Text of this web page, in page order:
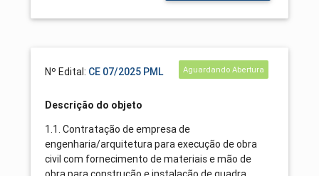
Nº Edital: CE 07/2025 PML Aguardando Abertura
Descrição do objeto
1.1. Contratação de empresa de
engenharia/arquitetura para execução de obra
civil com fornecimento de materiais e mão de